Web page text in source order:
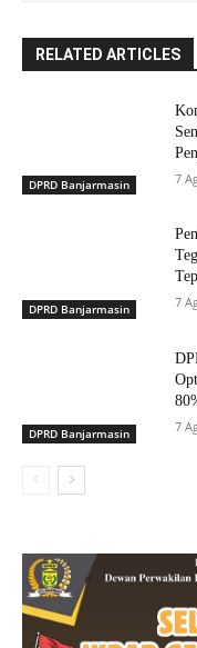
RELATED ARTICLES
DPRD Banjarmasin
7
DPRD Banjarmasin
7
DPRD Banjarmasin
7